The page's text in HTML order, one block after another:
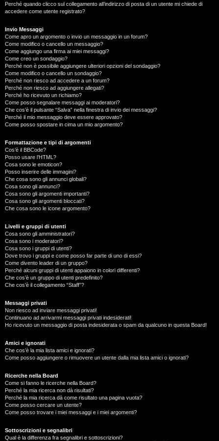
Perché quando clicco sul collegamento all’indirizzo di posta di un utente mi chiede di
accedere come utente registrato?
Invio Messaggi
Come apro un argomento o invio un messaggio in un forum?
Come modifico o cancello un messaggio?
Come aggiungo una firma ai miei messaggi?
Come creo un sondaggio?
Perché non è possibile aggiungere ulteriori opzioni del sondaggio?
Come modifico o cancello un sondaggio?
Perché non riesco ad accedere a un forum?
Perché non riesco ad aggiungere allegati?
Perché ho ricevuto un richiamo?
Come posso segnalare messaggi ai moderatori?
Che cos’è il pulsante “Salva” nella finestra di invio dei messaggi?
Perché il mio messaggio deve essere approvato?
Come posso spostare in cima un mio argomento?
Formattazione e tipi di argomenti
Cos’è il BBCode?
Posso usare l’HTML?
Cosa sono le emoticon?
Posso inserire delle immagini?
Che cosa sono gli annunci globali?
Cosa sono gli annunci?
Cosa sono gli argomenti importanti?
Cosa sono gli argomenti bloccati?
Che cosa sono le icone argomento?
Livelli e gruppi di utenti
Cosa sono gli amministratori?
Cosa sono i moderatori?
Cosa sono i gruppi di utenti?
Dove trovo i gruppi e come posso far parte di uno di essi?
Come divento leader di un gruppo?
Perché alcuni gruppi di utenti appaiono in colori differenti?
Che cos’è un gruppo di utenti predefinito?
Che cos’è il collegamento “Staff”?
Messaggi privati
Non riesco ad inviare messaggi privati!
Continuano ad arrivarmi messaggi privati indesiderati!
Ho ricevuto un messaggio di posta indesiderata o spam da qualcuno in questa Board!
Amici e ignorati
Che cos’è la mia lista amici e ignorati?
Come posso aggiungere o rimuovere un utente dalla mia lista amici o ignorati?
Ricerche nella Board
Come si fanno le ricerche nella Board?
Perché la mia ricerca non dà risultati?
Perché la mia ricerca dà come risultato una pagina vuota?
Come posso cercare un utente?
Come posso trovare i miei messaggi e i miei argomenti?
Sottoscrizioni e segnalibri
Qual è la differenza fra segnalibri e sottoscrizioni?